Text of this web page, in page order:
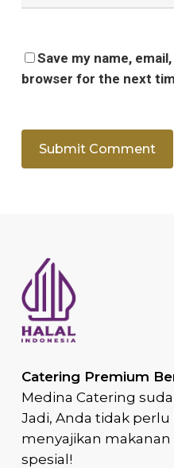
Save my name,
browser for the next
Catering Premium
Medina Catering
Jadi, Anda tidak
menyajikan
spesial!